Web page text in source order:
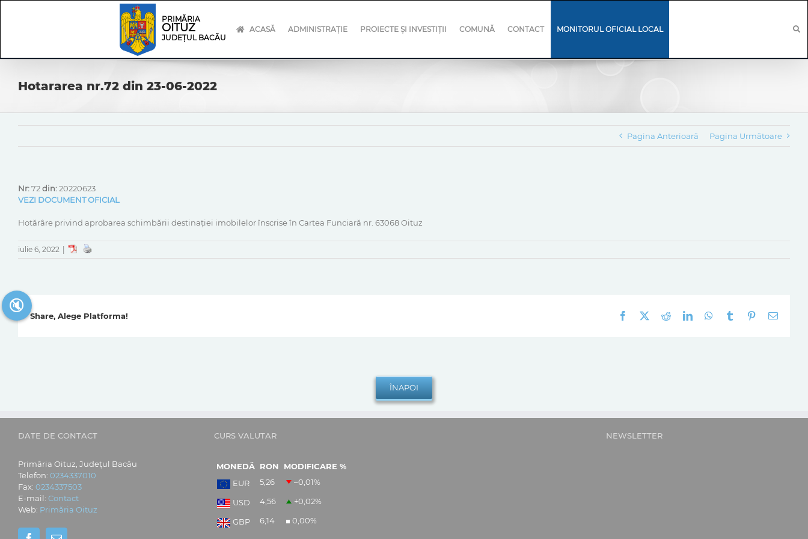
PRIMĂRIA
OITUZ
JUDEȚUL BACĂU
ACASĂ ADMINISTRAȚIE PROIECTE ȘI INVESTIȚII COMUNĂ CONTACT MONITORUL OFICIAL LOCAL
Hotararea nr.72 din 23-06-2022
Pagina Anterioară Pagina Următoare
Nr:72din:20220623
VEZI DOCUMENT OFICIAL
Hotărâre privind aprobarea schimbării destinației imobilelor înscrise în Cartea Funciară nr. 63068 Oituz
iulie 6, 2022
Share, Alege Platforma! Facebook RedditLinkedInWhatsApp
Tumblr Pinterest
E-
DATE DE CONTACT
Primăria Oituz, Județul Bacău
Telefon: 0234337010
Fax: 0234337503
E-mail: Contact
Web: Primăria Oituz
CURS VALUTAR
MONEDĂ RON
MODIFICARE %
EUR
5,26 –0,01%
USD 4,56 +0,02%
GBP 6,14 0,00%
NEWSLETTER
🔇